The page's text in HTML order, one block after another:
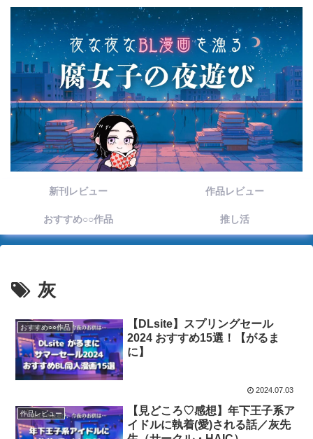
新刊レビュー 作品レビュー
おすすめ○○作品 推し活
灰
おすすめ○○作品
【DLsite】スプリングセール
2024 おすすめ15選！【がるま
に】
2024.07.03
作品レビュー
【見どころ♡感想】年下王子系ア
イドルに執着(愛)される話／灰先